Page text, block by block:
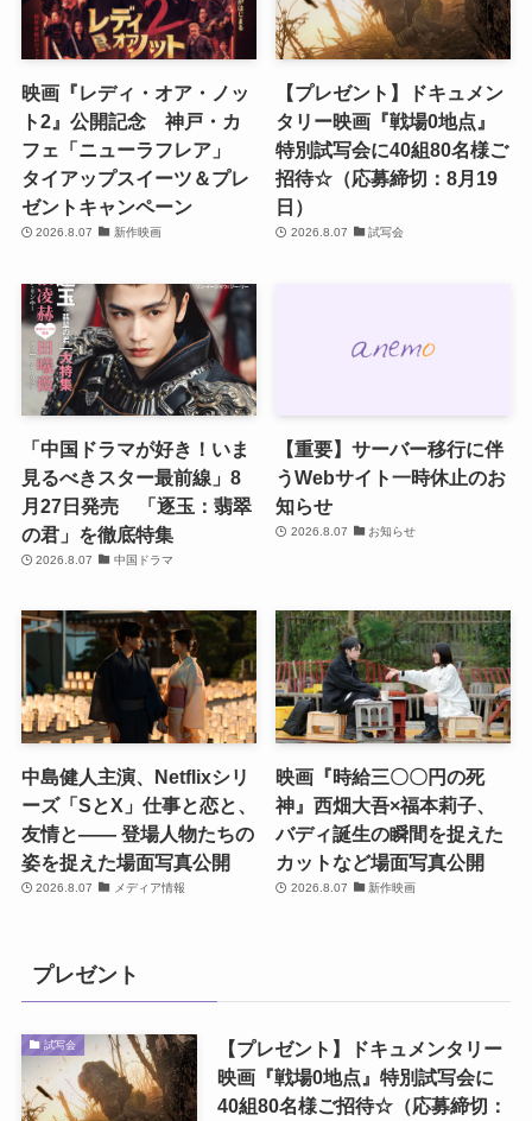
映画『レディ・オア・ノッ
ト2』公開記念 神戸・カ
フェ「ニューラフレア」
タイアップスイーツ＆プレ
ゼントキャンペーン
2026.8.07 新作映画
【プレゼント】ドキュメン
タリー映画『戦場0地点』
特別試写会に40組80名様ご
招待☆（応募締切：8月19
日）
2026.8.07 試写会
「中国ドラマが好き！いま
見るべきスター最前線」8
月27日発売 「逐玉：翡翠
の君」を徹底特集
2026.8.07 中国ドラマ
【重要】サーバー移行に伴
うWebサイト一時休止のお
知らせ
2026.8.07 お知らせ
中島健人主演、Netflixシリ
ーズ「SとX」仕事と恋と、
友情と―― 登場人物たちの
姿を捉えた場面写真公開
2026.8.07 メディア情報
映画『時給三〇〇円の死
神』西畑大吾×福本莉子、
バディ誕生の瞬間を捉えた
カットなど場面写真公開
2026.8.07 新作映画
プレゼント
試写会
【プレゼント】ドキュメンタリー
映画『戦場0地点』特別試写会に
40組80名様ご招待☆（応募締切：